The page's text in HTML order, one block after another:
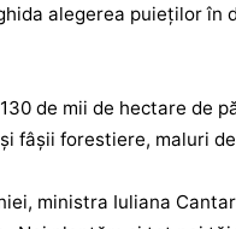
alegerea puieților în
de mii de hectare de
fâșii forestiere, maluri
ministra Iuliana